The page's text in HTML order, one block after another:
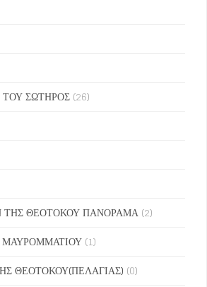
ΣΩΤΗΡΟΣ (26)
ΤΗΣ ΘΕΟΤΟΚΟΥ ΠΑΝΟΡΑΜΑ (2)
ΜΑΥΡΟΜΜΑΤΙΟΥ (1)
ΘΕΟΤΟΚΟΥ(ΠΕΛΑΓΙΑΣ) (0)